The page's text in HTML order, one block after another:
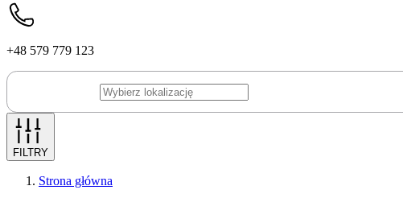
+48 579 779 123
FILTRY
Strona główna